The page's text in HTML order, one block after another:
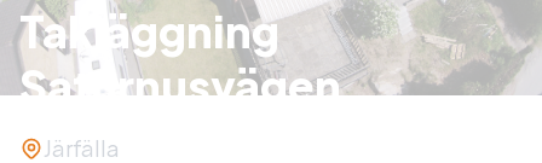
Takläggning
Saturnusvägen
Järfälla